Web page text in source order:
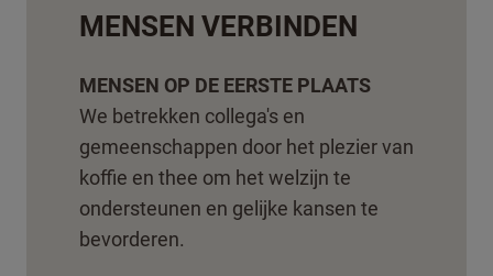
MENSEN VERBINDEN
MENSEN OP DE EERSTE PLAATS
We betrekken collega's en
gemeenschappen door het plezier van
koffie en thee om het welzijn te
ondersteunen en gelijke kansen te
bevorderen.